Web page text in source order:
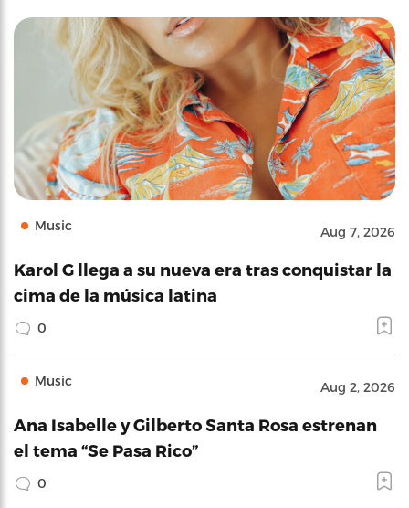
Music Aug 7, 2026
Karol G llega a su nueva era tras conquistar la
cima de la música latina
0
Music Aug 2, 2026
Ana Isabelle y Gilberto Santa Rosa estrenan
el tema “Se Pasa Rico”
0